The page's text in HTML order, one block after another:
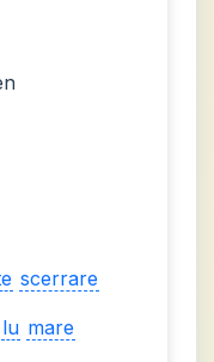
scerrare
lu mare